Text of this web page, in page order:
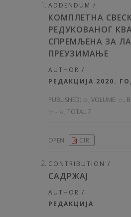
ADDENDUM /
КОМПЛЕТНА
РЕДУКОВАНОГ
СПРЕМЉЕНА ЗА
ПРЕУЗИМАЊЕ
AUTHOR /
РЕДАКЦИЈА 2020.
PUBLISHED: ☆, VOLUME: ☆ ,
☆ - ☆, TOTAL 7
OPEN CIR
CONTRIBUTION /
САДРЖАЈ
AUTHOR /
РЕДАКЦИЈА